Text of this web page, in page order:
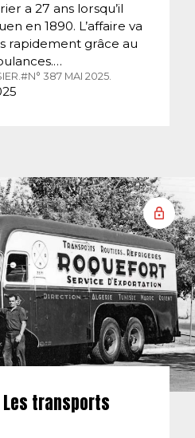
a 27 ans lorsqu’il
en 1890. L’affaire va
rapidement grâce au
#N° 387 MAI 2025.
Les transports